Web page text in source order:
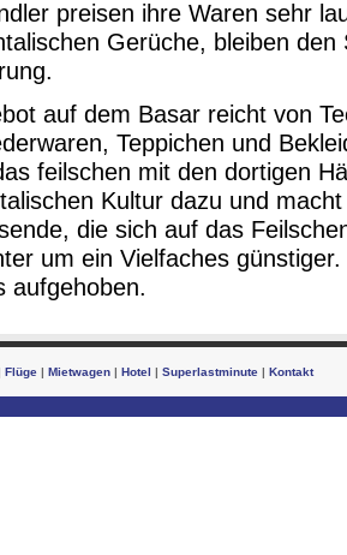
preisen ihre Waren sehr
Gerüche, bleiben
auf dem Basar reicht von
Teppichen und
feilschen mit den dortigen
Kultur dazu und
die sich auf das
um ein Vielfaches
aufgehoben.
Flüge | Mietwagen | Hotel | Superlastminute | Kontakt